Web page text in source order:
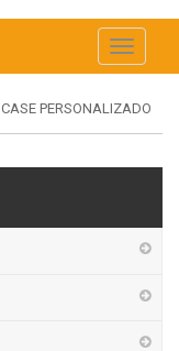
Toggle
CASE PERSONALIZADO